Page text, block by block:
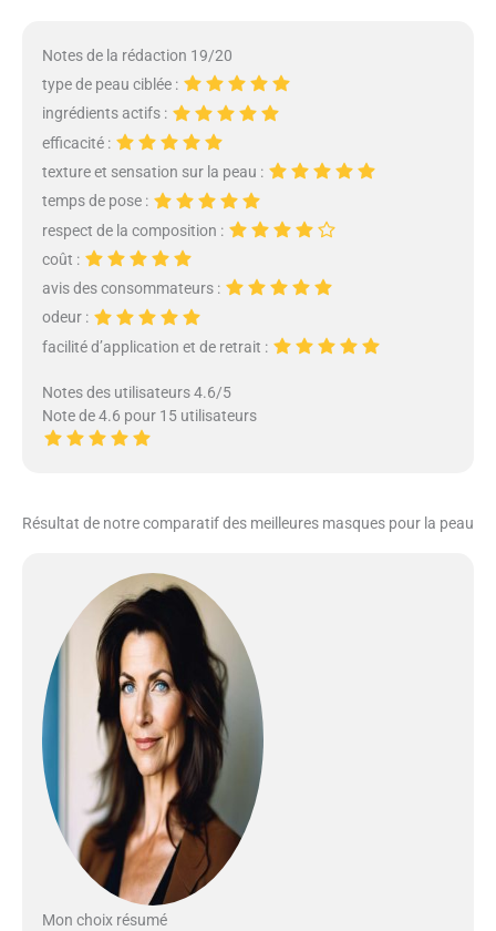
facilement la saleté et l'excès
d'huile des pores, combat non
seulement les points noirs, mais
lisse également la peau pour une
apparence jeune et concentrée.
Une utilisation régulière resserre
les pores et assure une peau
forte, jeune et saine Ingrédients
points noirs contient un puissant
extrait de bambou qui est assez
et peut être utilisé pour éliminer
imperfections sur le front, le nez,
le menton ou les joues Mode
Appliquez une quantité
visage pendant 30 minutes. 3.
Retirez délicatement le masque
noir de bas en haut. 4. Utilisez de
l'eau chaude et appliquez des
produits de soins de la peau.
Rincer Satisfaction à 100 % : si
vous n'êtes pas satisfait de votre
achat pour une raison
quelconque, nous vous offrons
un excellent service client.
N'hésitez pas à nous contacter.
Nous ferons de notre mieux pour
résoudre votre problème
Notes de la rédaction 19/20
type de peau ciblée :
ingrédients actifs :
efficacité :
texture et sensation sur la peau :
temps de pose :
respect de la composition :
coût :
avis des consommateurs :
odeur :
facilité d’application et de retrait :
Notes des utilisateurs 4.6/5
Note de 4.6 pour 15 utilisateurs
Résultat de notre comparatif des meilleures masques pour la peau
Mon choix résumé